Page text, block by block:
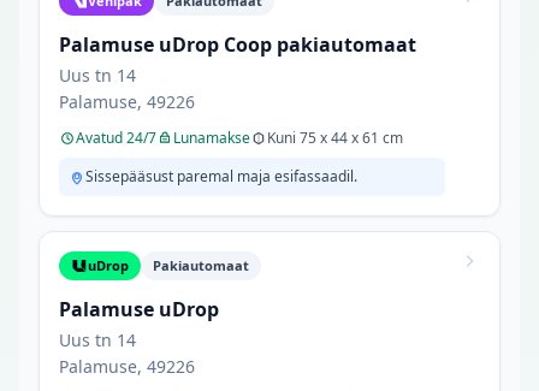
Palamuse uDrop Coop pakiautomaat
Uus tn 14
Palamuse, 49226
Avatud 24/7 Lunamakse
Kuni 75 x 44 x 61 cm
Sissepääsust paremal maja esifassaadil.
uDrop Pakiautomaat
Palamuse uDrop
Uus tn 14
Palamuse, 49226